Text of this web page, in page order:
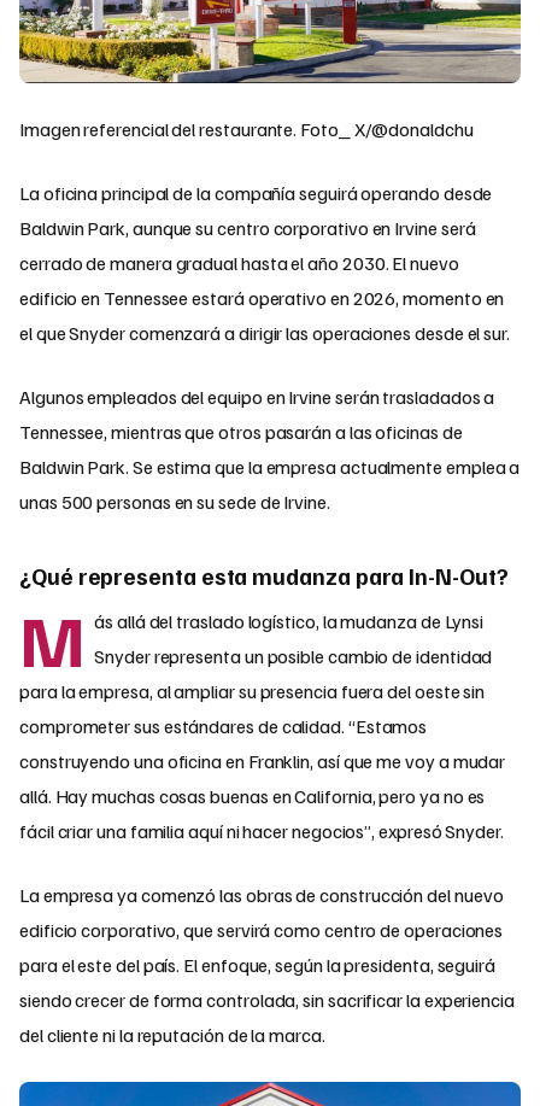
Imagen referencial del restaurante. Foto_ X/@donaldchu
La oficina principal de la compañía seguirá operando desde
Baldwin Park, aunque su centro corporativo en Irvine será
cerrado de manera gradual hasta el año 2030. El nuevo
edificio en Tennessee estará operativo en 2026, momento en
el que Snyder comenzará a dirigir las operaciones desde el sur.
Algunos empleados del equipo en Irvine serán trasladados a
Tennessee, mientras que otros pasarán a las oficinas de
Baldwin Park. Se estima que la empresa actualmente emplea a
unas 500 personas en su sede de Irvine.
¿Qué representa esta mudanza para In-N-Out?
M ás allá del traslado logístico, la mudanza de Lynsi
Snyder representa un posible cambio de identidad
para la empresa, al ampliar su presencia fuera del oeste sin
comprometer sus estándares de calidad. “Estamos
construyendo una oficina en Franklin, así que me voy a mudar
allá. Hay muchas cosas buenas en California, pero ya no es
fácil criar una familia aquí ni hacer negocios”, expresó Snyder.
La empresa ya comenzó las obras de construcción del nuevo
edificio corporativo, que servirá como centro de operaciones
para el este del país. El enfoque, según la presidenta, seguirá
siendo crecer de forma controlada, sin sacrificar la experiencia
del cliente ni la reputación de la marca.